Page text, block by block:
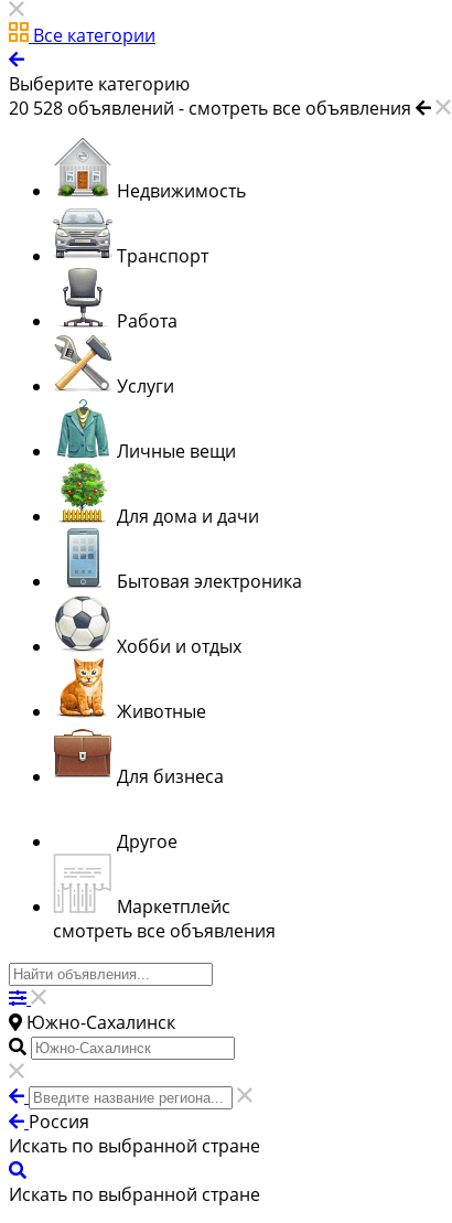
Все категории
Выберите категорию
20 528 объявлений - смотреть все объявления
Недвижимость
Транспорт
Работа
Услуги
Личные вещи
Для дома и дачи
Бытовая электроника
Хобби и отдых
Животные
Для бизнеса
Другое
Маркетплейс
смотреть все объявления
Южно-Сахалинск
Россия
Искать по выбранной стране
Искать по выбранной стране